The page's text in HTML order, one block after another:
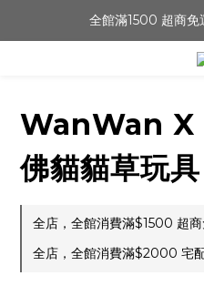
全館滿1500 超商
WanWan
佛貓貓草玩具
全店，全館消費滿$1500 超
全店，全館消費滿$2000 宅